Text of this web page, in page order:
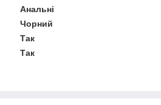
Анальні
Чорний
Так
Так